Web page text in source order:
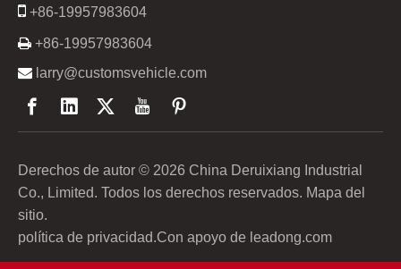
 +86-19957983604
 +86-19957983604
 larry@customsvehicle.com
Derechos de autor © 2026 China Deruixiang Industrial
Co., Limited. Todos los derechos reservados. Mapa del
sitio.
política de privacidad.Con apoyo de leadong.com